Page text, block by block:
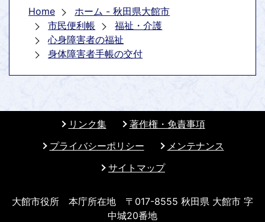
Home
ホーム - 秋田県大館市
市民便利帳
福祉・介護
心身障害者の福祉
身体障害者手帳の交付
リンク集
著作権・免責事項
プライバシーポリシー
メンテナンス
サイトマップ
大館市役所 本庁所在地 〒017-8555 秋田県 大館市 字
中城20番地